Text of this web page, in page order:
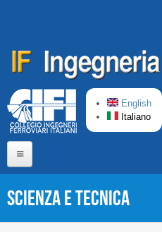
English
Italiano
Scienza e Tecnica